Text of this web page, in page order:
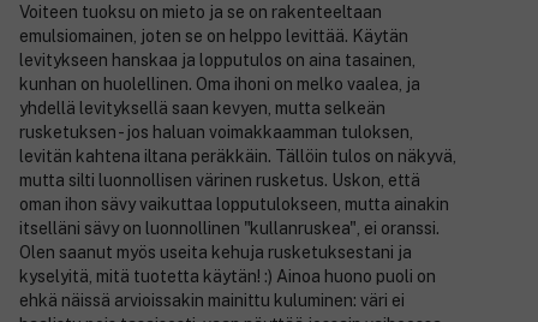
Voiteen tuoksu on mieto ja se on rakenteeltaan
emulsiomainen, joten se on helppo levittää. Käytän
levitykseen hanskaa ja lopputulos on aina tasainen,
kunhan on huolellinen. Oma ihoni on melko vaalea, ja
yhdellä levityksellä saan kevyen, mutta selkeän
rusketuksen - jos haluan voimakkaamman tuloksen,
levitän kahtena iltana peräkkäin. Tällöin tulos on näkyvä,
mutta silti luonnollisen värinen rusketus. Uskon, että
oman ihon sävy vaikuttaa lopputulokseen, mutta ainakin
itselläni sävy on luonnollinen "kullanruskea", ei oranssi.
Olen saanut myös useita kehuja rusketuksestani ja
kyselyitä, mitä tuotetta käytän! :) Ainoa huono puoli on
ehkä näissä arvioissakin mainittu kuluminen: väri ei